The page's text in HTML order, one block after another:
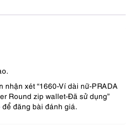
nhận xét “1660-Ví dài nữ-PRADA
Round zip wallet-Đã sử dụng”
để đăng bài đánh giá.